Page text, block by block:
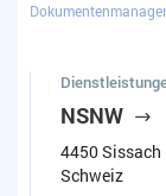
NSNW
4450 Sissach
Schweiz